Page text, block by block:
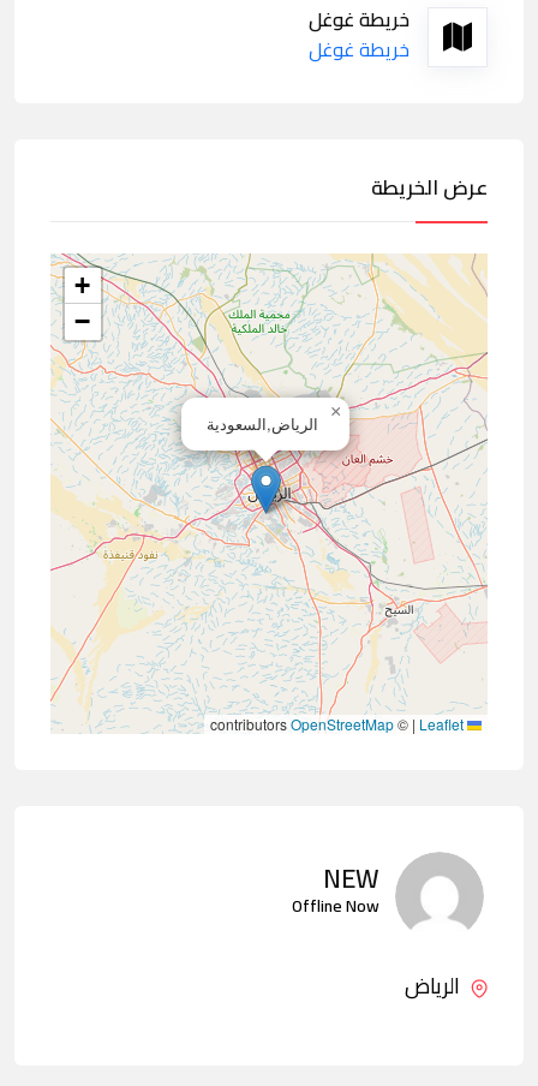
خريطة غوغل
خريطة غوغل
عرض الخريطة
الرياض,السعودية
×
+
−
|
©
OpenStreetMap
NEW
Offline Now
الرياض